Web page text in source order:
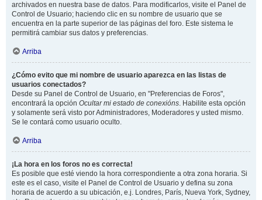
archivados en nuestra base de datos. Para modificarlos, visite el Panel de
Control de Usuario; haciendo clic en su nombre de usuario que se
encuentra en la parte superior de las páginas del foro. Este sistema le
permitirá cambiar sus datos y preferencias.
Arriba
¿Cómo evito que mi nombre de usuario aparezca en las listas de
usuarios conectados?
Desde su Panel de Control de Usuario, en "Preferencias de Foros",
encontrará la opción Ocultar mi estado de conexións. Habilite esta opción
y solamente será visto por Administradores, Moderadores y usted mismo.
Se le contará como usuario oculto.
Arriba
¡La hora en los foros no es correcta!
Es posible que esté viendo la hora correspondiente a otra zona horaria. Si
este es el caso, visite el Panel de Control de Usuario y defina su zona
horaria de acuerdo a su ubicación, e.j. Londres, París, Nueva York, Sydney,